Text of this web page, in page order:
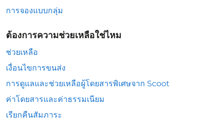
การจองแบบกลุ่ม
ต้องการความช่วยเหลือใช่ไหม
ช่วยเหลือ
เงื่อนไขการขนส่ง
การดูแลและช่วยเหลือผู้โดยสารพิเศษจาก Scoot
ค่าโดยสารและค่าธรรมเนียม
เรียกคืนสัมภาระ